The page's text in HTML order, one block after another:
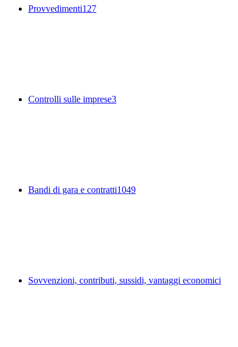
Provvedimenti127
Controlli sulle imprese3
Bandi di gara e contratti1049
Sovvenzioni, contributi, sussidi, vantaggi economici